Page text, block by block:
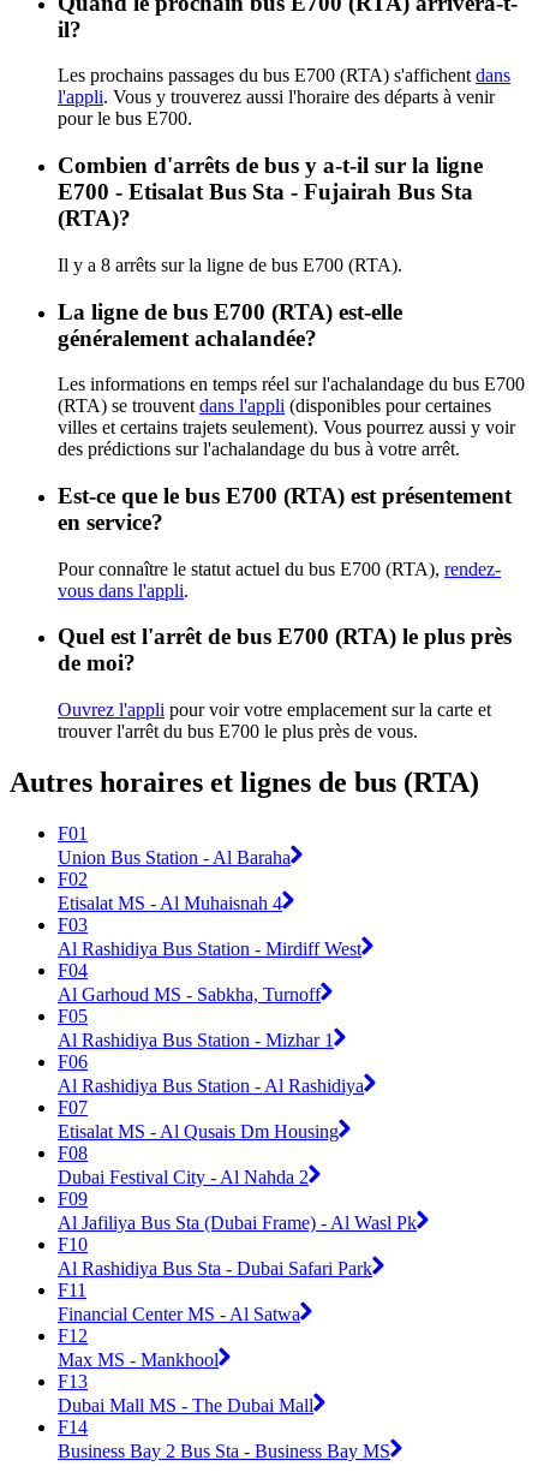
il?
Les prochains passages du bus E700 (RTA) s'affichent dans
l'appli. Vous y trouverez aussi l'horaire des départs à venir
pour le bus E700.
Combien d'arrêts de bus y a-t-il sur la ligne
E700 - Etisalat Bus Sta - Fujairah Bus Sta
(RTA)?
Il y a 8 arrêts sur la ligne de bus E700 (RTA).
La ligne de bus E700 (RTA) est-elle
généralement achalandée?
Les informations en temps réel sur l'achalandage du bus E700
(RTA) se trouvent dans l'appli (disponibles pour certaines
villes et certains trajets seulement). Vous pourrez aussi y voir
des prédictions sur l'achalandage du bus à votre arrêt.
Est-ce que le bus E700 (RTA) est présentement
en service?
Pour connaître le statut actuel du bus E700 (RTA), rendez-
vous dans l'appli.
Quel est l'arrêt de bus E700 (RTA) le plus près
de moi?
Ouvrez l'appli pour voir votre emplacement sur la carte et
trouver l'arrêt du bus E700 le plus près de vous.
Autres horaires et lignes de bus (RTA)
F01
Union Bus Station - Al Baraha
F02
Etisalat MS - Al Muhaisnah 4
F03
Al Rashidiya Bus Station - Mirdiff West
F04
Al Garhoud MS - Sabkha, Turnoff
F05
Al Rashidiya Bus Station - Mizhar 1
F06
Al Rashidiya Bus Station - Al Rashidiya
F07
Etisalat MS - Al Qusais Dm Housing
F08
Dubai Festival City - Al Nahda 2
F09
Al Jafiliya Bus Sta (Dubai Frame) - Al Wasl Pk
F10
Al Rashidiya Bus Sta - Dubai Safari Park
F11
Financial Center MS - Al Satwa
F12
Max MS - Mankhool
F13
Dubai Mall MS - The Dubai Mall
F14
Business Bay 2 Bus Sta - Business Bay MS